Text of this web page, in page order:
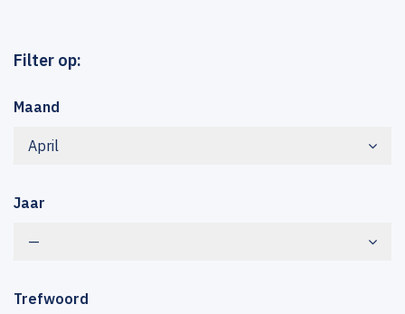
Filter op:
Maand
April
Jaar
—
Trefwoord